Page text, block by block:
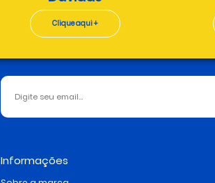
Clique aqui +
Informações